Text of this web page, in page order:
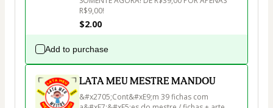
R$9,00!
$2.00
Add to purchase
LATA MEU MESTRE MANDOU
&#x2705;Cont&#xE9;m 39 fichas com